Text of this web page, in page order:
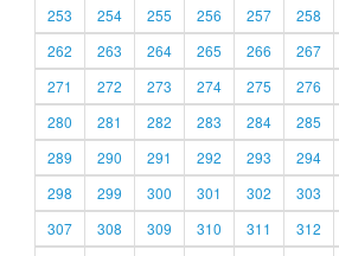
253
254 255 256 257 258
262
263 264 265 266 267
271
272 273 274 275 276
280
281 282 283 284 285
289
290 291 292 293 294
298
299 300 301 302 303
307
308 309 310 311 312